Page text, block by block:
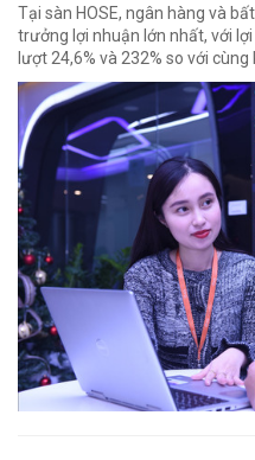
Tại sàn HOSE, ngân hàng và
trưởng lợi nhuận lớn nhất, với
lượt 24,6% và 232% so với cùng